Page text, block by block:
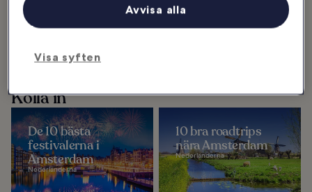
Historien bakom namnet liknar den för lönnkrogar. Den första
coffeeshopen låg i ett gammalt bageri som också serverade kaffe
Kolla in
De 10 bästa
festivalerna i
Amsterdam
Nederländerna
10 bra roadtrips
nära Amsterdam
Nederländerna
Visa syften
Avvisa alla